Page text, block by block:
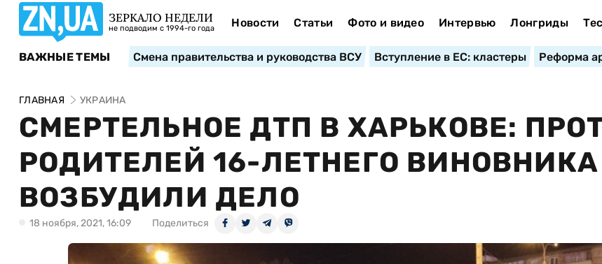
ЗЕРКАЛО НЕДЕЛИ
не подводим с 1994-го года Новости Статьи Фото и видео Интервью Лонгриды
ВАЖНЫЕ ТЕМЫ Смена правительства и руководства ВСУ Вступление в ЕС: кластеры Реформа
ГЛАВНАЯ УКРАИНА
СМЕРТЕЛЬНОЕ ДТП В ХАРЬКОВЕ:
РОДИТЕЛЕЙ 16-ЛЕТНЕГО ВИНОВНИКА
ВОЗБУДИЛИ ДЕЛО
18 ноября, 2021, 16:09 Поделиться